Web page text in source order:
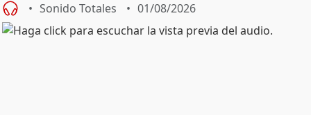
Sonido Totales 01/08/2026